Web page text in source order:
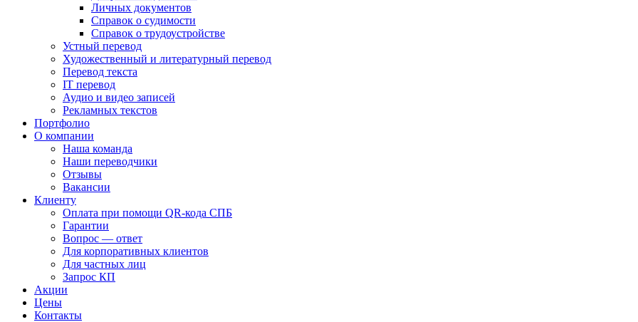
Личных документов
Справок о судимости
Справок о трудоустройстве
Устный перевод
Художественный и литературный перевод
Перевод текста
IT перевод
Аудио и видео записей
Рекламных текстов
Портфолио
О компании
Наша команда
Наши переводчики
Отзывы
Вакансии
Клиенту
Оплата при помощи QR-кода СПБ
Гарантии
Вопрос — ответ
Для корпоративных клиентов
Для частных лиц
Запрос КП
Акции
Цены
Контакты